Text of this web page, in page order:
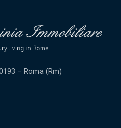
– Roma (Rm)